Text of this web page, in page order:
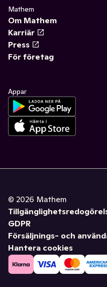
Mathem
Om Mathem
Karriär
Press
För företag
Appar
© 2026 Mathem
GDPR
Försäljnings- och
Hantera cookies